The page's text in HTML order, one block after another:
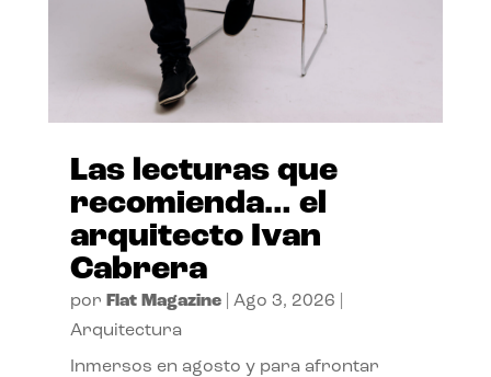
Las lecturas que
recomienda… el
arquitecto Ivan
Cabrera
por Flat Magazine| Ago 3, 2026
Arquitectura
Inmersos en agosto y para afrontar